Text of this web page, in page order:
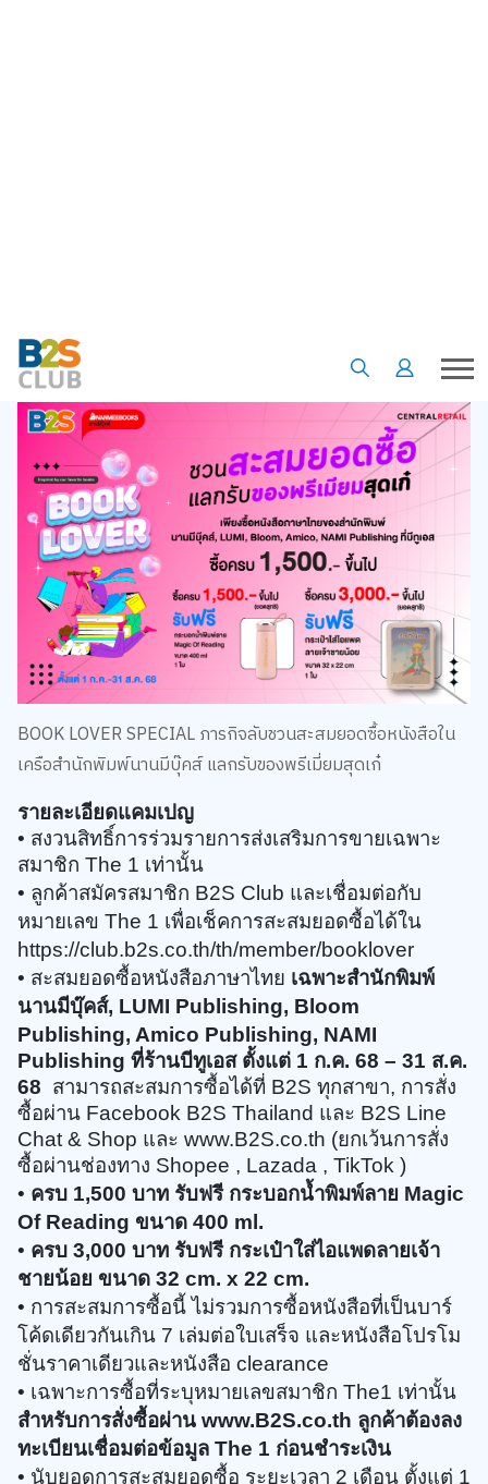
23 มิ.ย. 68
BOOK LOVER SPECIAL ภารกิจลับชวนสะสมยอดซื้อหนังสือใน
เครือสำนักพิมพ์นานมีบุ๊คส์ แลกรับของพรีเมี่ยมสุดเก๋
รายละเอียดแคมเปญ
• สงวนสิทธิ์การร่วมรายการส่งเสริมการขายเฉพาะ
สมาชิก The 1 เท่านั้น ​​
• ลูกค้าสมัครสมาชิก B2S Club และเชื่อมต่อกับ
หมายเลข The 1 เพื่อเช็คการสะสมยอดซื้อได้ใน
https://club.b2s.co.th/th/member/booklover
• สะสมยอดซื้อหนังสือภาษาไทย เฉพาะสำนักพิมพ์
นานมีบุ๊คส์, LUMI Publishing, Bloom
Publishing, Amico Publishing, NAMI
Publishing ที่ร้านบีทูเอส ตั้งแต่ 1 ก.ค. 68 – 31 ส.ค.
68 สามารถสะสมการซื้อได้ที่ B2S ทุกสาขา, การสั่ง
ซื้อผ่าน Facebook B2S Thailand และ B2S Line
Chat & Shop และ www.B2S.co.th (ยกเว้นการสั่ง
ซื้อผ่านช่องทาง Shopee , Lazada , TikTok ) ​​
• ครบ 1,500 บาท รับฟรี กระบอกน้ำพิมพ์ลาย Magic
Of Reading ขนาด 400 ml.
• ครบ 3,000 บาท รับฟรี กระเป๋าใส่ไอแพดลายเจ้า
ชายน้อย ขนาด 32 cm. x 22 cm.
• การสะสมการซื้อนี้ ไม่รวมการซื้อหนังสือที่เป็นบาร์
โค้ดเดียวกันเกิน 7 เล่มต่อใบเสร็จ และหนังสือโปรโม
ชั่นราคาเดียวและหนังสือ clearance ​​
• เฉพาะการซื้อที่ระบุหมายเลขสมาชิก The1 เท่านั้น
สำหรับการสั่งซื้อผ่าน www.B2S.co.th ลูกค้าต้องลง
ทะเบียนเชื่อมต่อข้อมูล The 1 ก่อนชำระเงิน
• นับยอดการสะสมยอดซื้อ ระยะเวลา 2 เดือน ตั้งแต่ 1